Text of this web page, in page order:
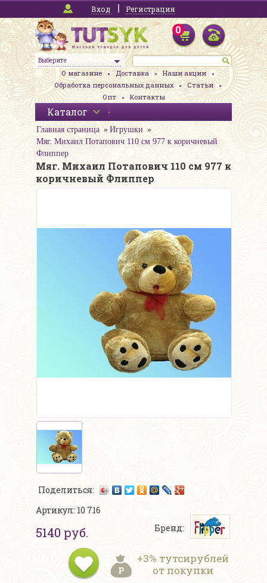
Вход Регистрация
Выберите
0
О магазине Доставка
Наши акции
Обработка персональных данных
Статьи
Опт
Контакты
Каталог
Главная страница
Игрушки
Мяг. Михаил Потапович 110 см 977 к коричневый
Флиппер
Мяг. Михаил Потапович 110 см 977 к
коричневый Флиппер
Поделиться:
Артикул: 10 716
5140 руб. Бренд:
+3% тутсирублей
от покупки